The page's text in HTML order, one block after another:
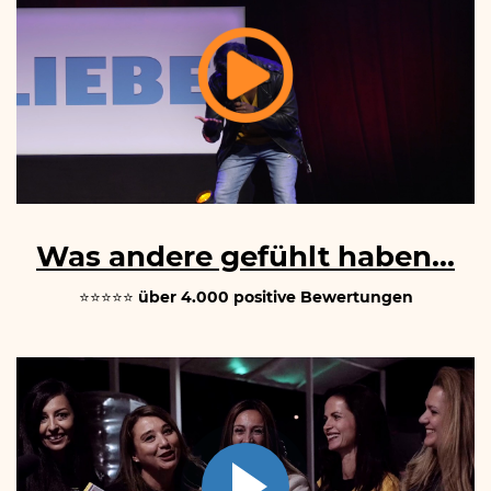
Was andere gefühlt haben...
⭐⭐⭐⭐⭐ über 4.000 positive Bewertungen